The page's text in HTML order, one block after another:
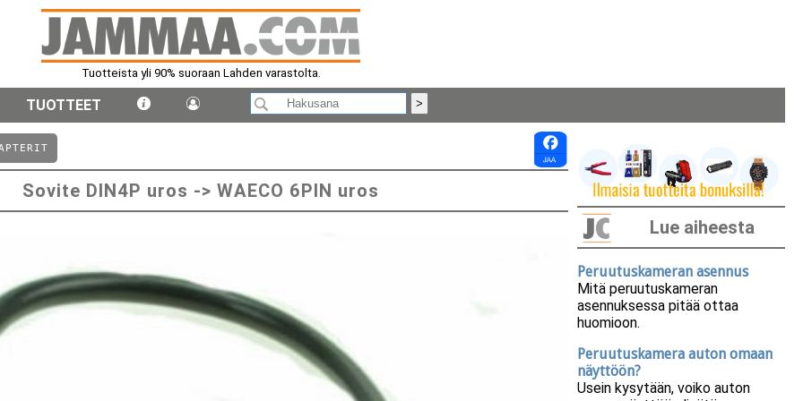
Tuotteista yli 90% suoraan Lahden varastolta.
TUOTTEET
Sovite DIN4P uros -> WAECO 6PIN uros
Lue aiheesta
Peruutuskameran asennus
Mitä peruutuskameran
asennuksessa pitää ottaa
huomioon.
Peruutuskamera auton omaan
näyttöön?
Usein kysytään, voiko auton